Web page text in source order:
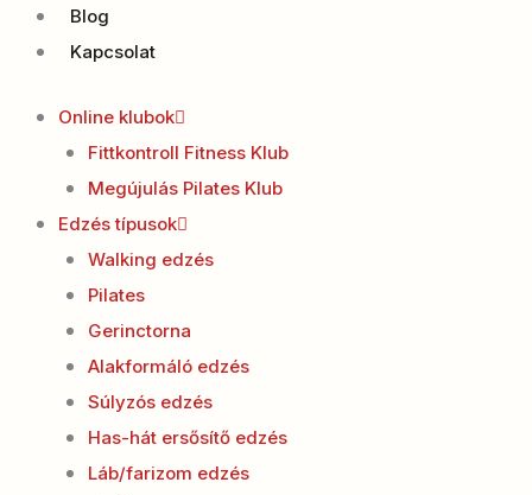
Blog
Kapcsolat
Online klubok
Fittkontroll Fitness Klub
Megújulás Pilates Klub
Edzés típusok
Walking edzés
Pilates
Gerinctorna
Alakformáló edzés
Súlyzós edzés
Has-hát ersősítő edzés
Láb/farizom edzés